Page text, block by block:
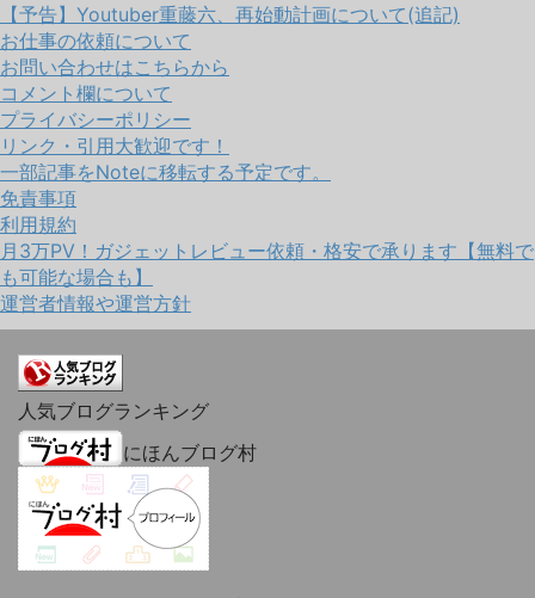
【予告】Youtuber重藤六、再始動計画について(追記)
お仕事の依頼について
お問い合わせはこちらから
コメント欄について
プライバシーポリシー
リンク・引用大歓迎です！
一部記事をNoteに移転する予定です。
免責事項
利用規約
月3万PV！ガジェットレビュー依頼・格安で承ります【無料で
も可能な場合も】
運営者情報や運営方針
人気ブログランキング
にほんブログ村